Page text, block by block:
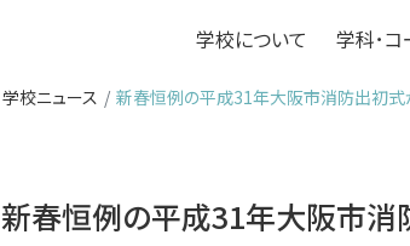
学校について 学科･コ
学校ニュース 新春恒例の平成31年大阪市消防出初
新春恒例の平成31年大阪市消